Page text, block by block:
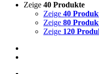
Zeige 40 Produkte
Zeige 40
Zeige 80
Zeige 120